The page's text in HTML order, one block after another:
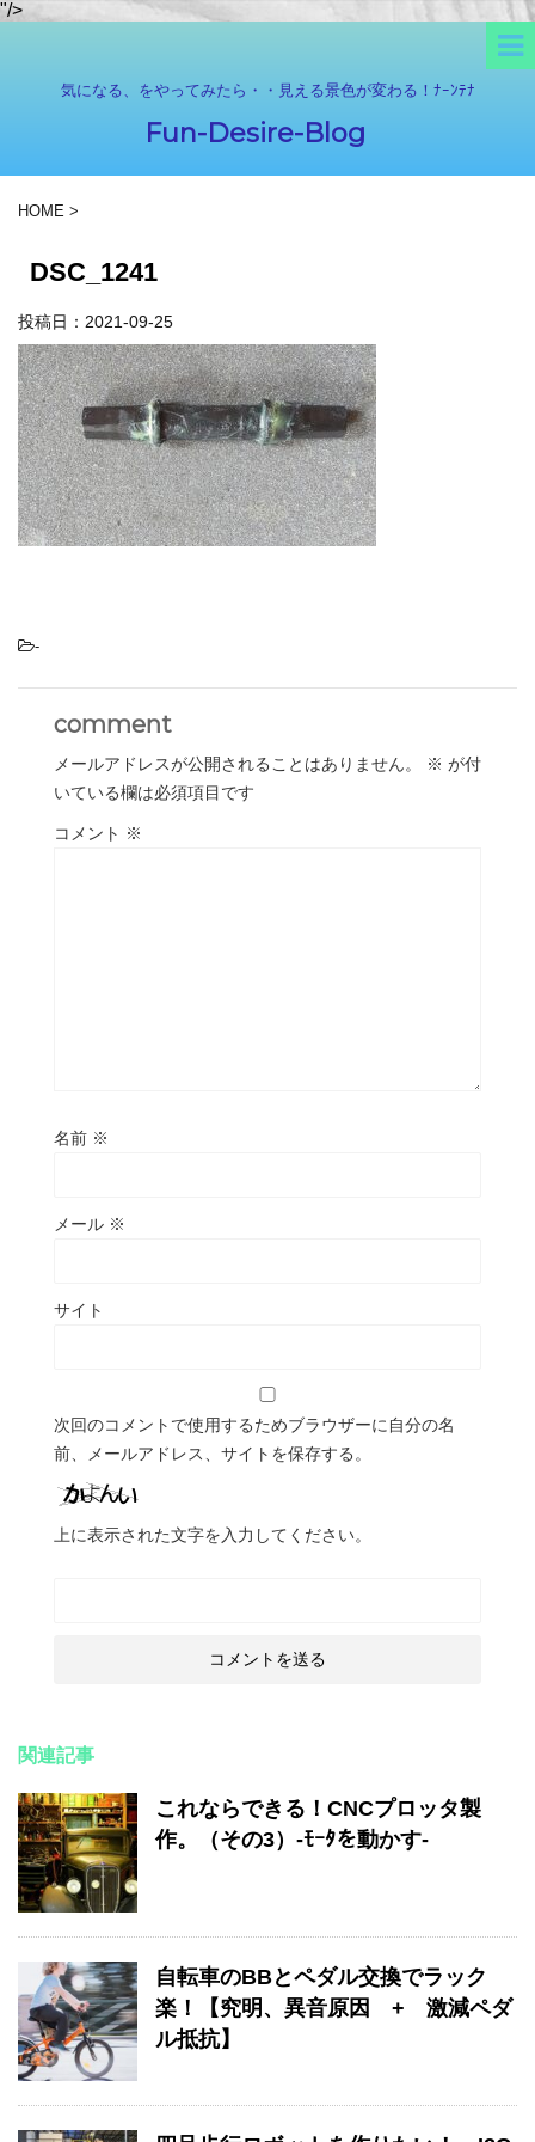
"/>
気になる、をやってみたら・・見える景色が変わる！ﾅｰﾝﾃﾅ
Fun-Desire-Blog
HOME >
DSC_1241
投稿日： 2021-09-25
-
comment
メールアドレスが公開されることはありません。 ※ が付
いている欄は必須項目です
コメント ※
名前 ※
メール ※
サイト
次回のコメントで使用するためブラウザーに自分の名
前、メールアドレス、サイトを保存する。
上に表示された文字を入力してください。
関連記事
これならできる！CNCプロッタ製
作。（その3）-ﾓｰﾀを動かす-
自転車のBBとペダル交換でラック
楽！【究明、異音原因 + 激減ペダ
ル抵抗】